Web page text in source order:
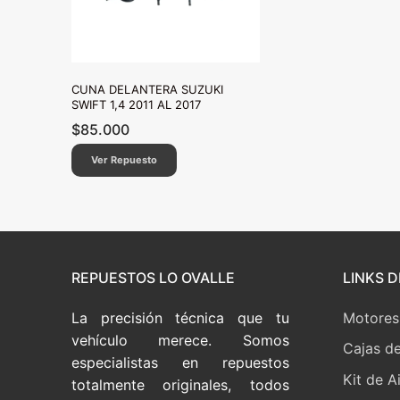
CUNA DELANTERA SUZUKI
SWIFT 1,4 2011 AL 2017
$85.000
Ver Repuesto
REPUESTOS LO OVALLE
La precisión técnica que tu
vehículo merece. Somos
especialistas en repuestos
totalmente originales, todos
LINKS
Cajas
Kit de